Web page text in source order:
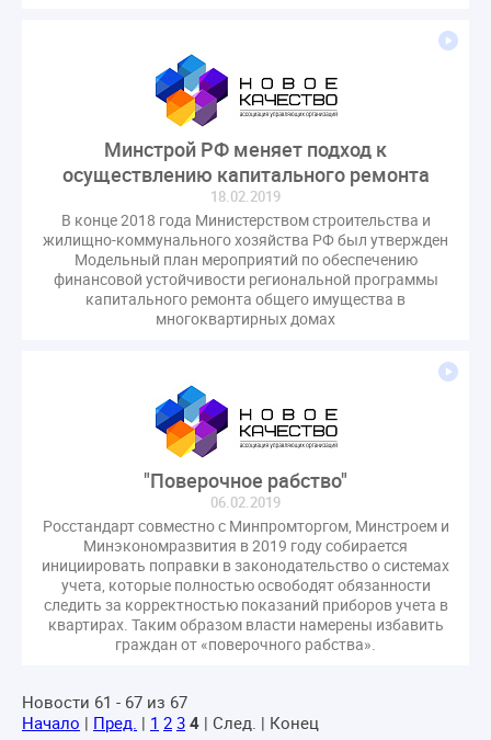
Соглашение о сотрудничестве
Стратегия развития ЖКХ 2030
Судебная практика ЖКХ
Требования
Цифорвизация
арендатор
вентиляционные каналы
внеплановые проверки
гарантийная управляющая компания
гарантирующие управляющие организации
госпошлина
демоэкзамен
депутаты
документ
изменения в Положение
индексация
кадры
категория риска
кворум ОСС
коррупция
микрогенерация
надзор
неосновательное обогащение
непредвиденные расходы
нормотворчество
общедомовое имущество
общественный совет
оплата отопления
особенности взимания пени
Минстрой РФ меняет подход к
осуществлению капитального ремонта
18.02.2019
В конце 2018 года Министерством строительства и
жилищно-коммунального хозяйства РФ был утвержден
Модельный план мероприятий по обеспечению
финансовой устойчивости региональной программы
капитального ремонта общего имущества в
многоквартирных домах
"Поверочное рабство"
06.02.2019
Росстандарт совместно с Минпромторгом, Минстроем и
Минэкономразвития в 2019 году собирается
инициировать поправки в законодательство о системах
учета, которые полностью освободят обязанности
следить за корректностью показаний приборов учета в
квартирах. Таким образом власти намерены избавить
граждан от «поверочного рабства».
Новости 61 - 67 из 67
Начало | Пред. | 1 2 3 4 | След. | Конец